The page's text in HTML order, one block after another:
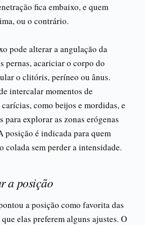
fica embaixo, e quem
ou o contrário.
pode alterar a angulação da
pernas, acariciar o corpo do
o clitóris, períneo ou ânus.
intercalar momentos de
como beijos e mordidas, e
para explorar as zonas erógenas
posição é indicada para quem
colada sem perder a intensidade.
a posição
a posição como favorita das
elas preferem alguns ajustes. O